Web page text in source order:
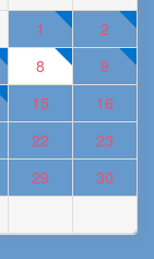
1
2
8
9
15
16
22
23
29
30